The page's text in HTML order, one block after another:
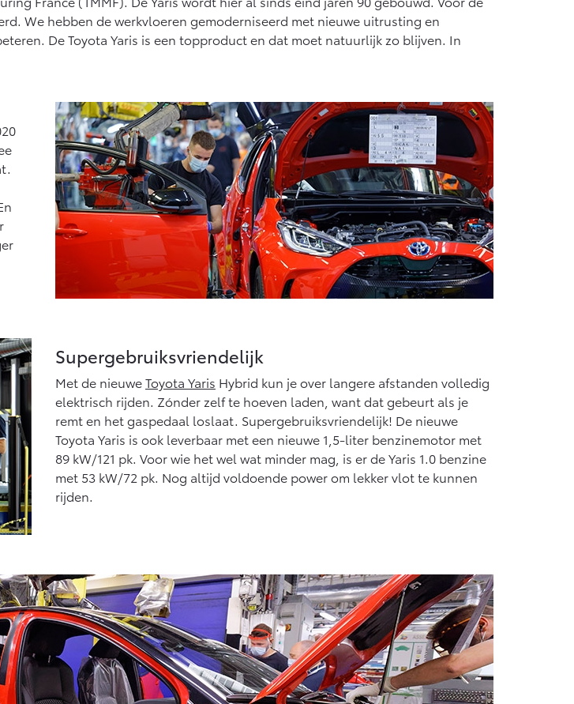
Vanaf € 37.500,- Vanaf € 55.950,-
Land Cruiser (excl.
Vanaf € 89.986,-
We hebben de werkvloeren gemoderniseerd met nieuwe uitrusting en
De Toyota Yaris is een topproduct en dat moet natuurlijk zo blijven. In
Supergebruiksvriendelijk
Met de nieuweToyota Yaris Hybrid kun je over langere afstanden volledig
elektrisch rijden. Zónder zelf te hoeven laden, want dat gebeurt als je
remt en het gaspedaal loslaat. Supergebruiksvriendelijk! De nieuwe
Toyota Yaris is ook leverbaar met een nieuwe 1,5-liter benzinemotor met
89 kW/121 pk. Voor wie het wel wat minder mag, is er de Yaris 1.0 benzine
met 53 kW/72 pk. Nog altijd voldoende power om lekker vlot te kunnen
rijden.